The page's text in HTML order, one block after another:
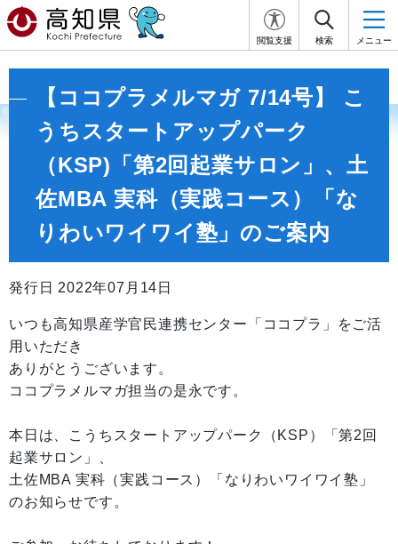
閲覧支援 検索 メニュー
【ココプラメルマガ 7/14号】 こ
うちスタートアップパーク
（KSP)「第2回起業サロン」、土
佐MBA 実科（実践コース）「な
りわいワイワイ塾」のご案内
発行日 2022年07月14日
いつも高知県産学官民連携センター「ココプラ」をご活
用いただき
ありがとうございます。
ココプラメルマガ担当の是永です。
本日は、こうちスタートアップパーク（KSP）「第2回
起業サロン」、
土佐MBA 実科（実践コース）「なりわいワイワイ塾」
のお知らせです。